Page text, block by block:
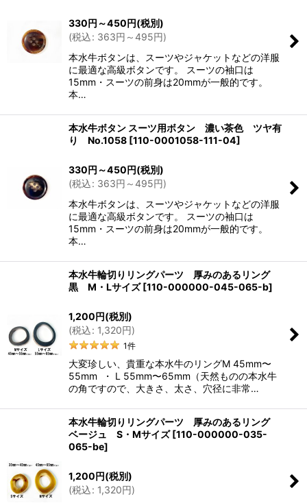
330円 ～450円(税別)
(税込: 363円 ～495円)
本水牛ボタンは、スーツやジャケットなどの洋服
に最適な高級ボタンです。 スーツの袖口は
15mm・スーツの前身は20mmが一般的です。
本…
本水牛ボタン スーツ用ボタン 濃い茶色 ツヤ有
り No.1058 [110-0001058-111-04]
330円 ～450円(税別)
(税込: 363円 ～495円)
本水牛ボタンは、スーツやジャケットなどの洋服
に最適な高級ボタンです。 スーツの袖口は
15mm・スーツの前身は20mmが一般的です。
本…
本水牛輪切りリングパーツ 厚みのあるリング
黒 M・Lサイズ [110-000000-045-065-b]
1,200円(税別)
(税込: 1,320円)
1件
大変珍しい、貴重な本水牛のリングM 45mm〜
55mm ・ L 55mm〜65mm（天然ものの本水牛
の角ですので、大きさ、太さ、穴径に非常…
本水牛輪切りリングパーツ 厚みのあるリング
ベージュ S・Mサイズ [110-000000-035-
065-be]
1,200円(税別)
(税込: 1,320円)